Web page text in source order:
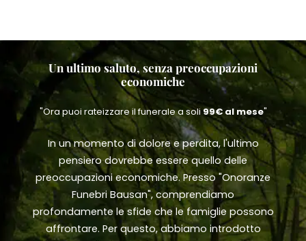
Un ultimo saluto, senza preoccupazioni
economiche
"Ora puoi rateizzare il funerale a soli 99€ al mese"
In un momento di dolore e perdita, l'ultimo
pensiero dovrebbe essere quello delle
preoccupazioni economiche. Presso "Onoranze
Funebri Bausan", comprendiamo
profondamente le sfide che le famiglie possono
affrontare. Per questo, abbiamo introdotto